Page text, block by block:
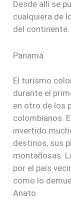
Desde allí se
cualquiera de
del continente.
Panamá
El turismo
durante el
en otro de los
colombianos.
invertido
destinos, sus
montañosas.
por el país
como lo
Anato.